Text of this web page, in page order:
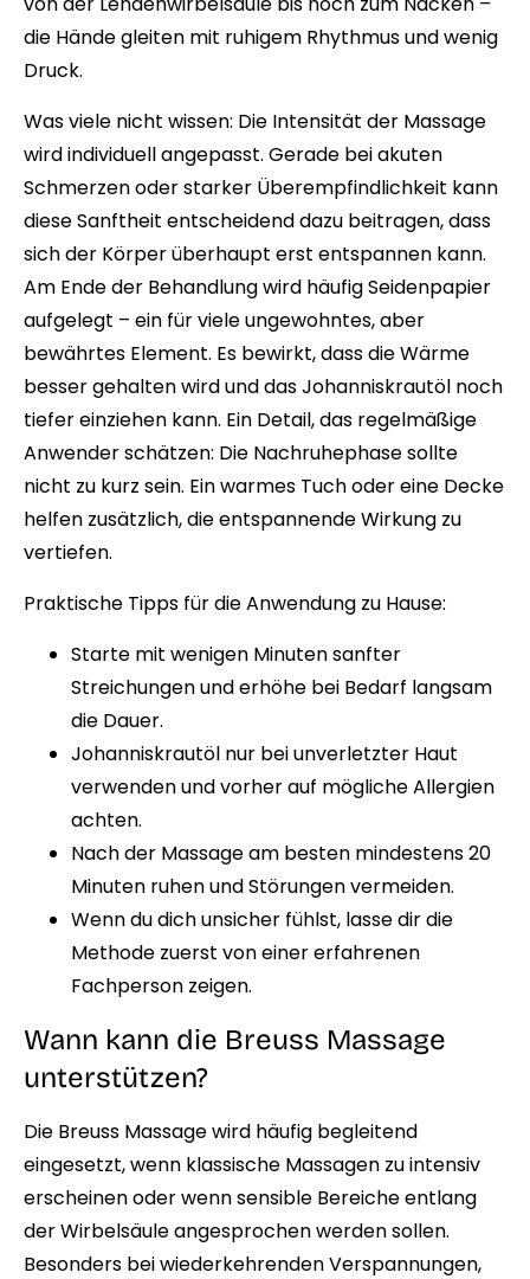
die Hände gleiten mit ruhigem Rhythmus und wenig
Druck.
Was viele nicht wissen: Die Intensität der Massage
wird individuell angepasst. Gerade bei akuten
Schmerzen oder starker Überempfindlichkeit kann
diese Sanftheit entscheidend dazu beitragen, dass
sich der Körper überhaupt erst entspannen kann.
Am Ende der Behandlung wird häufig Seidenpapier
aufgelegt – ein für viele ungewohntes, aber
bewährtes Element. Es bewirkt, dass die Wärme
besser gehalten wird und das Johanniskrautöl noch
tiefer einziehen kann. Ein Detail, das regelmäßige
Anwender schätzen: Die Nachruhephase sollte
nicht zu kurz sein. Ein warmes Tuch oder eine Decke
helfen zusätzlich, die entspannende Wirkung zu
vertiefen.
Praktische Tipps für die Anwendung zu Hause:
Starte mit wenigen Minuten sanfter
Streichungen und erhöhe bei Bedarf langsam
die Dauer.
Johanniskrautöl nur bei unverletzter Haut
verwenden und vorher auf mögliche Allergien
achten.
Nach der Massage am besten mindestens 20
Minuten ruhen und Störungen vermeiden.
Wenn du dich unsicher fühlst, lasse dir die
Methode zuerst von einer erfahrenen
Fachperson zeigen.
Wann kann die Breuss Massage
unterstützen?
Die Breuss Massage wird häufig begleitend
eingesetzt, wenn klassische Massagen zu intensiv
erscheinen oder wenn sensible Bereiche entlang
der Wirbelsäule angesprochen werden sollen.
Besonders bei wiederkehrenden Verspannungen,